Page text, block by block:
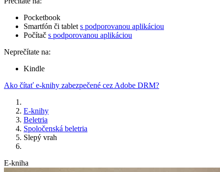
Pocketbook
Smartfón či tablet s podporovanou aplikáciou
Počítač s podporovanou aplikáciou
Neprečítate na:
Kindle
Ako čítať e-knihy zabezpečené cez Adobe DRM?
E-knihy
Beletria
Spoločenská beletria
Slepý vrah
E-kniha